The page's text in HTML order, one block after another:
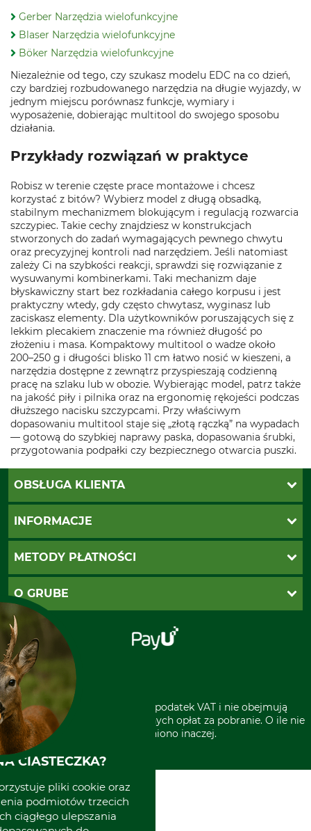
Gerber Narzędzia wielofunkcyjne
Blaser Narzędzia wielofunkcyjne
Böker Narzędzia wielofunkcyjne
Niezależnie od tego, czy szukasz modelu EDC na co dzień,
czy bardziej rozbudowanego narzędzia na długie wyjazdy, w
jednym miejscu porównasz funkcje, wymiary i
wyposażenie, dobierając multitool do swojego sposobu
działania.
Przykłady rozwiązań w praktyce
Robisz w terenie częste prace montażowe i chcesz
korzystać z bitów? Wybierz model z długą obsadką,
stabilnym mechanizmem blokującym i regulacją rozwarcia
szczypiec. Takie cechy znajdziesz w konstrukcjach
stworzonych do zadań wymagających pewnego chwytu
oraz precyzyjnej kontroli nad narzędziem. Jeśli natomiast
zależy Ci na szybkości reakcji, sprawdzi się rozwiązanie z
wysuwanymi kombinerkami. Taki mechanizm daje
błyskawiczny start bez rozkładania całego korpusu i jest
praktyczny wtedy, gdy często chwytasz, wyginasz lub
zaciskasz elementy. Dla użytkowników poruszających się z
lekkim plecakiem znaczenie ma również długość po
złożeniu i masa. Kompaktowy multitool o wadze około
200–250 g i długości blisko 11 cm łatwo nosić w kieszeni, a
narzędzia dostępne z zewnątrz przyspieszają codzienną
pracę na szlaku lub w obozie. Wybierając model, patrz także
na jakość piły i pilnika oraz na ergonomię rękojeści podczas
dłuższego nacisku szczypcami. Przy właściwym
dopasowaniu multitool staje się „złotą rączką” na wypadach
— gotową do szybkiej naprawy paska, dopasowania śrubki,
przygotowania podpałki czy bezpiecznego otwarcia puszki.
OBSŁUGA KLIENTA
Katalogi Grube
Ustawienia plików cookie
INFORMACJE
Koszty dostawy
Regulamin sklepu
Klauzula RODO
Odstąpienie od zamówienia
METODY PŁATNOŚCI
PayU
Za pobraniem (z dopłatą)
Polecenie zapłaty SEPA
O GRUBE
Sklep stacjonarny
Kontakt
Grube w Europie
* Wszystkie ceny zawierają podatek VAT i nie obejmują
kosztów wysyłki lub ewentualnych opłat za pobranie. O ile nie
wyszczególniono inaczej.
CIASTECZKA?
pliki cookie oraz
podmiotów trzecich
ciągłego ulepszania